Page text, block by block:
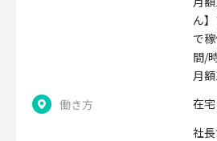
ん
で
間/
月
働き方
在宅
社